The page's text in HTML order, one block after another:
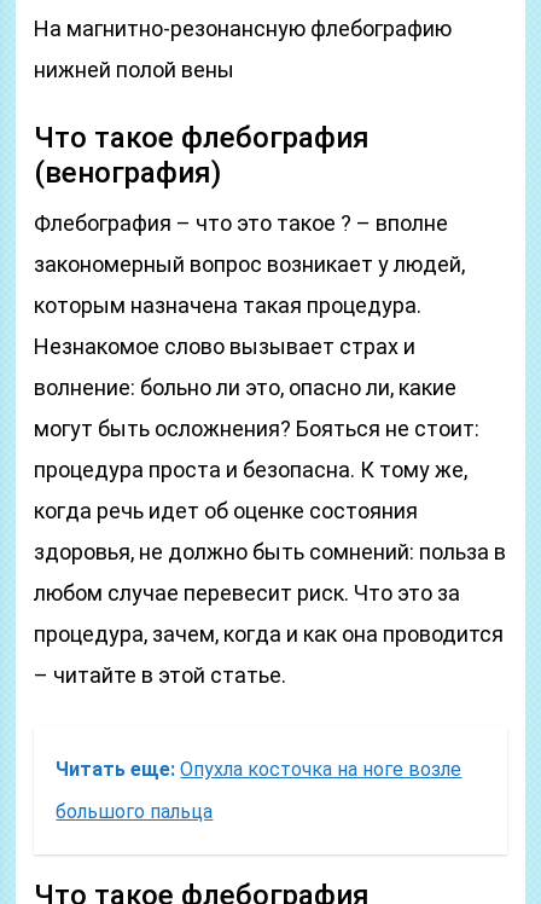
На магнитно-резонансную флебографию
нижней полой вены
Что такое флебография
(венография)
Флебография – что это такое ? – вполне
закономерный вопрос возникает у людей,
которым назначена такая процедура.
Незнакомое слово вызывает страх и
волнение: больно ли это, опасно ли, какие
могут быть осложнения? Бояться не стоит:
процедура проста и безопасна. К тому же,
когда речь идет об оценке состояния
здоровья, не должно быть сомнений: польза в
любом случае перевесит риск. Что это за
процедура, зачем, когда и как она проводится
– читайте в этой статье.
Читать еще: Опухла косточка на ноге возле
большого пальца
Что такое флебография